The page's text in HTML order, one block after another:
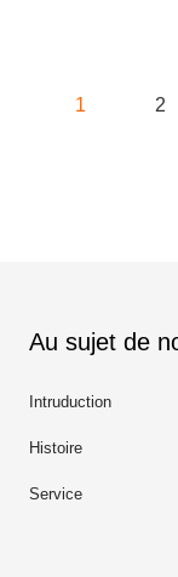
1 2
Au sujet de
Intruduction
Histoire
Service